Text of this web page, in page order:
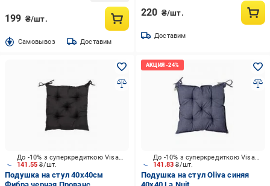
199 ₴/шт.
Cамовывоз Доставим
220 ₴/шт.
Доставим
141.55₴/шт.
До -10% з суперкредиткою Visa Вигода
Подушка на стул 40х40см
141.83₴/шт.
До -10% з суперкредиткою Visa Вигода
Подушка на стул Oliva синяя